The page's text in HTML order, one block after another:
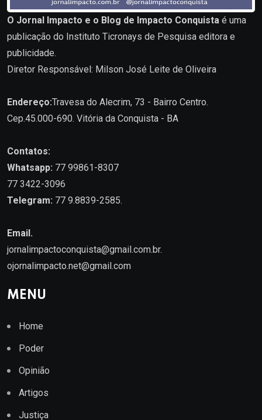
O Jornal Impacto e o Blog de Impacto Conquista é uma
publicação do Instituto Ticronays de Pesquisa editora e
publicidade.
Diretor Responsável: Milson José Leite de Oliveira
Endereço:Travesa do Alecrim, 73 - Bairro Centro.
Cep.45.000-690. Vitória da Conquista - BA
Contatos:
Whatsapp: 77 99861-8307
77 3422-3096
Telegram: 77 9.8839-2585.
Email.
jornalimpactoconquista@gmail.com.br.
ojornalimpacto.net@gmail.com
MENU
Home
Poder
Opinião
Artigos
Justiça